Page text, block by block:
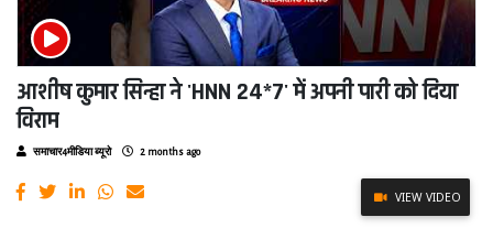
आशीष कुमार सिन्हा ने 'HNN 24*7' में अपनी पारी को दिया
विराम
समाचार4मीडिया ब्यूरो 2 months ago
VIEW VIDEO